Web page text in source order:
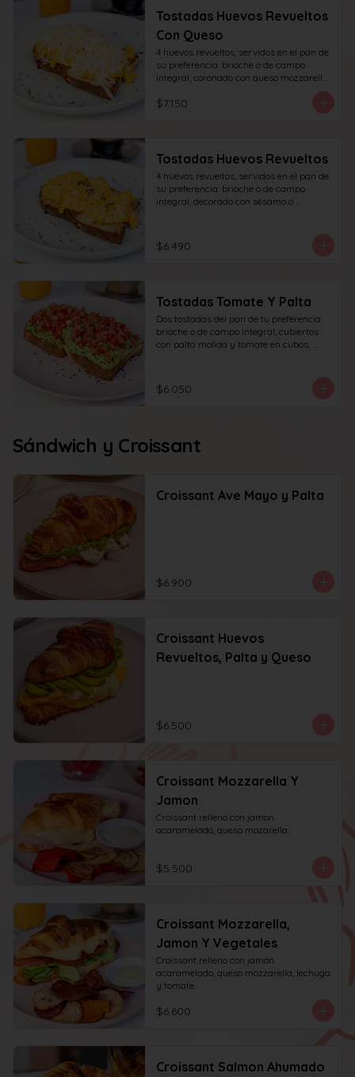
Tostadas Huevos Revueltos
Con Queso
4 huevos revueltos, servidos en el pan de
su preferencia: brioche o de campo
integral, coronado con queso mozzarella
rallado, decorado con sésamo o cibullete.
$7.150
Tostadas Huevos Revueltos
4 huevos revueltos, servidos en el pan de
su preferencia: brioche o de campo
integral, decorado con sésamo o
$6.490
Tostadas Tomate Y Palta
Dos tostadas del pan de tu preferencia
brioche o de campo integral, cubiertos
con palta molida y tomate en cubos,
$6.050
Sándwich y Croissant
Croissant Ave Mayo y Palta
$6.900
Croissant Huevos
Revueltos, Palta y Queso
$6.500
Croissant Mozzarella Y
Jamon
Croissant relleno con jamon
acaramelado, queso mozarella.
$5.500
Croissant Mozzarella,
Jamon Y Vegetales
Croissant relleno con jamón
acaramelado, queso mozzarella, lechuga
y tomate.
$6.600
Croissant Salmon Ahumado